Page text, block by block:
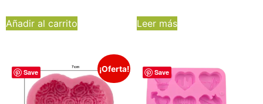
Añadir al carrito Leer más
Save ¡Oferta! Save